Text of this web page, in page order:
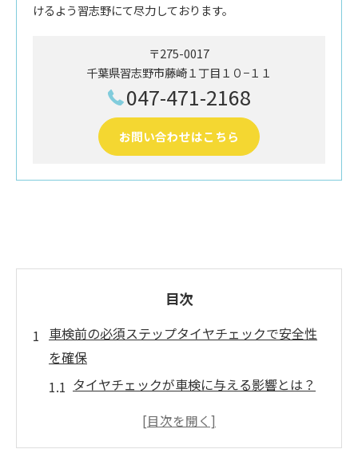
けるよう習志野にて尽力しております。
〒275-0017
千葉県習志野市藤崎１丁目１０−１１
047-471-2168
お問い合わせはこちら
目次
車検前の必須ステップタイヤチェックで安全性
を確保
タイヤチェックが車検に与える影響とは？
車検前にタイヤの状態を確認する重要性